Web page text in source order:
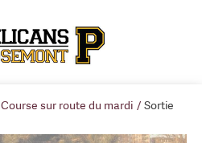
Course sur route du mardi / Sortie